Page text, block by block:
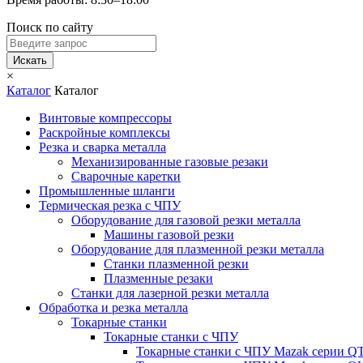
Поиск по сайту
Искать
×
Каталог Каталог
Винтовые компрессоры
Раскройные комплексы
Резка и сварка металла
Механизированные газовые резаки
Сварочные каретки
Промышленные шланги
Термическая резка с ЧПУ
Оборудование для газовой резки металла
Машины газовой резки
Оборудование для плазменной резки металла
Станки плазменной резки
Плазменные резаки
Станки для лазерной резки металла
Обработка и резка металла
Токарные станки
Токарные станки с ЧПУ
Токарные станки с ЧПУ Mazak серии